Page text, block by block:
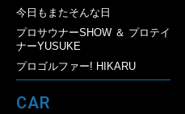
今日もまたそんな日
プロサウナーSHOW ＆ プロテイ
ナーYUSUKE
プロゴルファー! HIKARU
CAR